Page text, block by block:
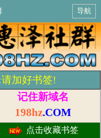
导航
请加好书签!
记住新域名
198hz.COM
点击收藏书签